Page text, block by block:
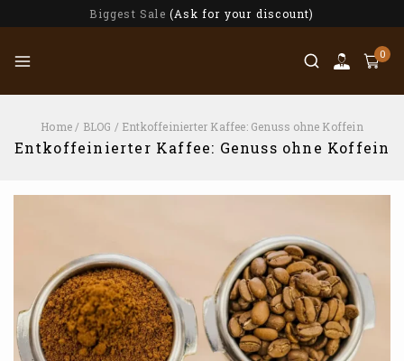
Biggest Sale (Ask for your discount)
0
Home / BLOG / Entkoffeinierter Kaffee: Genuss ohne Koffein
Entkoffeinierter Kaffee: Genuss ohne Koffein